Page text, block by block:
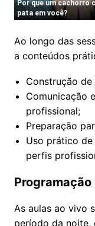
​Ao longo das
a conteúdos
​Construção
​Comunicação
profissional;
​Preparação
​Uso prático
perfis
As aulas ao vivo
período da noite,